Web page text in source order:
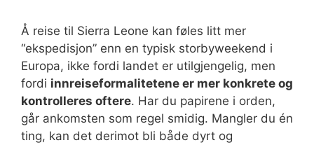
Å reise til Sierra Leone kan føles litt mer
“ekspedisjon” enn en typisk storbyweekend i
Europa, ikke fordi landet er utilgjengelig, men
fordi innreiseformalitetene er mer konkrete og
kontrolleres oftere. Har du papirene i orden,
går ankomsten som regel smidig. Mangler du én
ting, kan det derimot bli både dyrt og